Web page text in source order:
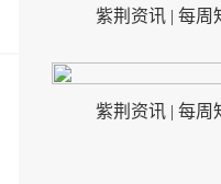
紫荆资讯 | 每周
紫荆资讯 | 每周